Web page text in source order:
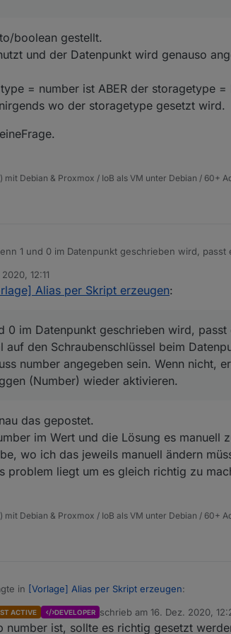
boolean gestellt.
und der Datenpunkt wird genauso
= number ist ABER der storagetype =
wo der storagetype gesetzt wird.
mit Debian & Proxmox / IoB als VM unter Debian / 60+
1 und 0 im Datenpunkt geschrieben wird, passt
angegeben sein. Wenn nicht, erst deaktivieren,
aktivieren.
12:11
Alias per Skript erzeugen:
0 im Datenpunkt geschrieben wird, passt
auf den Schraubenschlüssel beim
number angegeben sein. Wenn nicht,
(Number) wieder aktivieren.
das gepostet.
im Wert und die Lösung es manuell
wo ich das jeweils manuell ändern
problem liegt um es gleich richtig zu
mit Debian & Proxmox / IoB als VM unter Debian / 60+
in [Vorlage] Alias per Skript erzeugen:
1 und 0 im Datenpunkt geschrieben wird,
ACTIVE DEVELOPER schrieb am 16. Dez. 2020,
zuletzt editiert von
number ist, sollte es richtig gesetzt